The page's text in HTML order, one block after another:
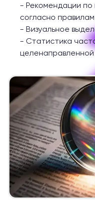
- Рекомендации
согласно правилам
- Визуальное
- Статистика